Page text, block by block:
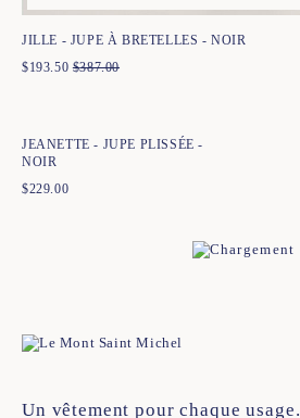
JILLE - JUPE À BRETELLES - NOIR
$193.50 $387.00
JEANETTE - JUPE PLISSÉE -
NOIR
$229.00
Un vêtement pour chaque usage.